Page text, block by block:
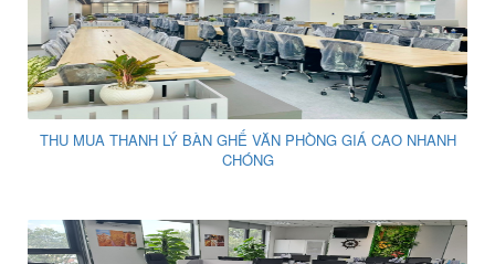
THU MUA THANH LÝ BÀN GHẾ VĂN PHÒNG GIÁ CAO NHANH
CHÓNG